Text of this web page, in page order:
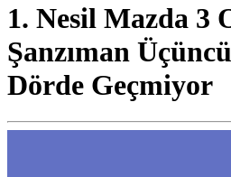
1. Nesil Mazda 3
Şanzıman
Dörde Geçmiyor